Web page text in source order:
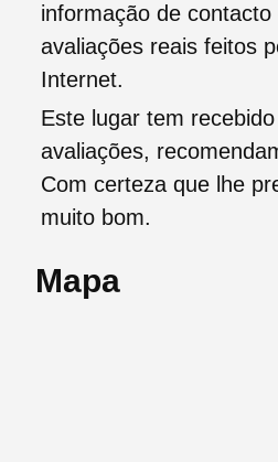
informação de
avaliações reais feitos
Internet.
Este lugar tem
avaliações,
Com certeza que lhe
muito bom.
Mapa